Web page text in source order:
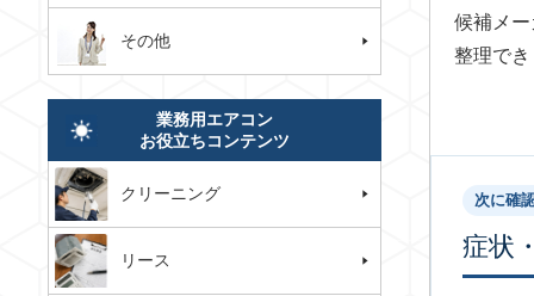
候補メ
整理で
次に確
症状
その他
業務用エアコン
お役立ちコンテンツ
クリーニング
リース